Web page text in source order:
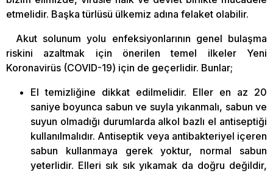
etmelidir. Başka türlüsü ülkemiz adına felaket olabilir.
Akut solunum yolu enfeksiyonlarının genel bulaşma
riskini azaltmak için önerilen temel ilkeler Yeni
Koronavirüs (COVID-19) için de geçerlidir. Bunlar;
El temizliğine dikkat edilmelidir. Eller en az 20
saniye boyunca sabun ve suyla yıkanmalı, sabun ve
suyun olmadığı durumlarda alkol bazlı el antiseptiği
kullanılmalıdır. Antiseptik veya antibakteriyel içeren
sabun kullanmaya gerek yoktur, normal sabun
yeterlidir. Elleri sık sık yıkamak da doğru değildir,